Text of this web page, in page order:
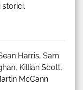
Harris, Sam
Killian Scott,
McCann